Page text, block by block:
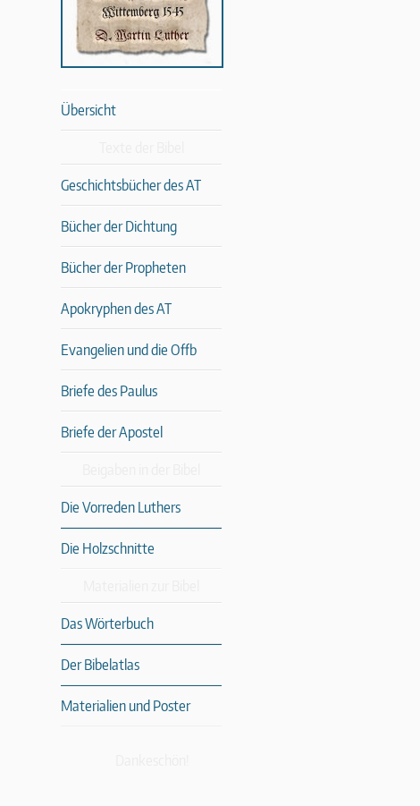
Übersicht
Geschichtsbücher des AT
Bücher der Dichtung
Bücher der Propheten
Apokryphen des AT
Evangelien und die Offb
Briefe des Paulus
Briefe der Apostel
Die Vorreden Luthers
Die Holzschnitte
Das Wörterbuch
Der Bibelatlas
Materialien und Poster